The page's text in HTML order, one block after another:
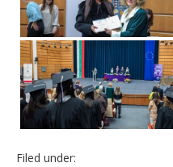
Filed under: